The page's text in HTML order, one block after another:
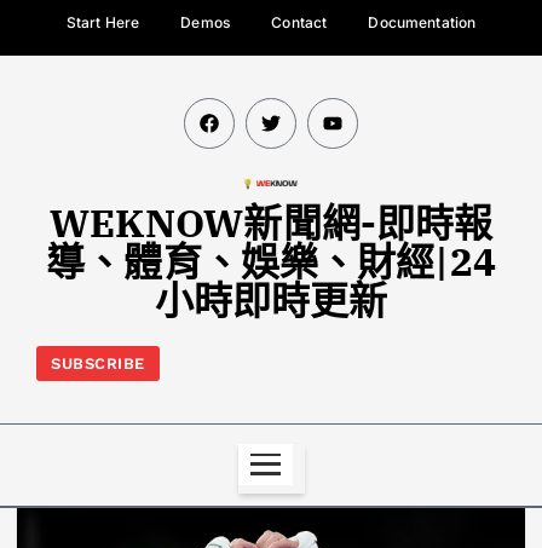
Start Here Demos Contact Documentation
WEKNOW新聞網-即時報
導、體育、娛樂、財經|24
小時即時更新
SUBSCRIBE